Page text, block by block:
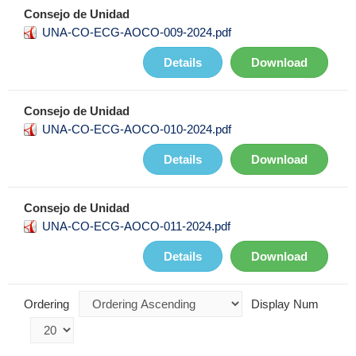
Consejo de Unidad
UNA-CO-ECG-AOCO-009-2024.pdf
Download
Details
Consejo de Unidad
UNA-CO-ECG-AOCO-010-2024.pdf
Download
Details
Consejo de Unidad
UNA-CO-ECG-AOCO-011-2024.pdf
Download
Details
Ordering Display Num